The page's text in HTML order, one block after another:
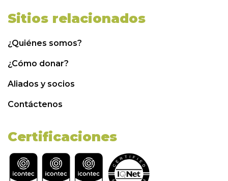
Sitios relacionados
¿Quiénes somos?
¿Cómo donar?
Aliados y socios
Contáctenos
Certificaciones